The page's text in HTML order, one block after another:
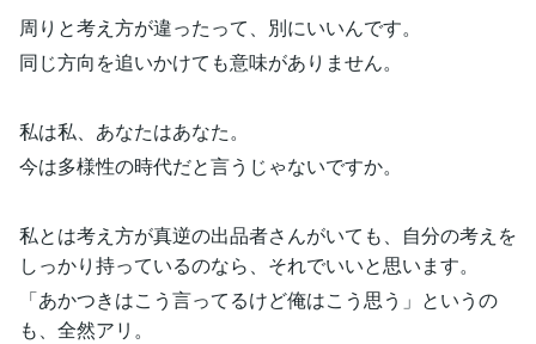
周りと考え方が違ったって、別にいいんです。
同じ方向を追いかけても意味がありません。
私は私、あなたはあなた。
今は多様性の時代だと言うじゃないですか。
私とは考え方が真逆の出品者さんがいても、自分の考えを
しっかり持っているのなら、それでいいと思います。
「あかつきはこう言ってるけど俺はこう思う」というの
も、全然アリ。